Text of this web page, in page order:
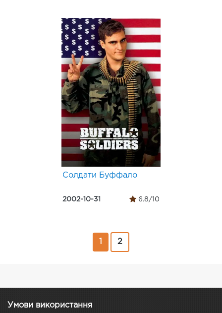
Солдати Буффало
2002-10-31 6.8/10
2
Умови використання